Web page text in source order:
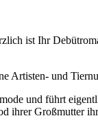
ist Ihr
Artisten- und
und führt
ihrer Großmutter